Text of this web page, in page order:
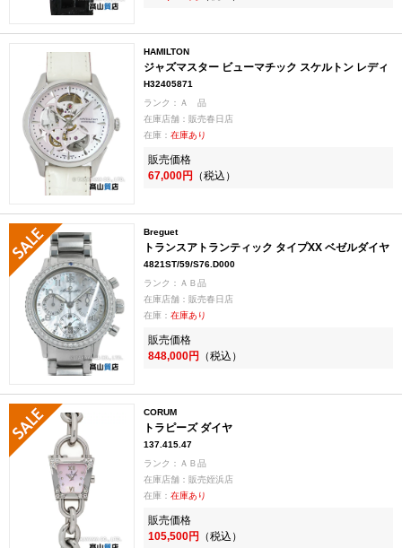
HAMILTON
ジャズマスター ビューマチック スケルトン レディ
H32405871
ランク：Ａ 品
在庫店舗：販売春日店
在庫： 在庫あり
販売価格
67,000円 （税込）
Breguet
トランスアトランティック タイプXX ベゼルダイヤ
4821ST/59/S76.D000
ランク：ＡＢ品
在庫店舗：販売春日店
在庫： 在庫あり
販売価格
848,000円 （税込）
CORUM
トラピーズ ダイヤ
137.415.47
ランク：ＡＢ品
在庫店舗：販売姪浜店
在庫： 在庫あり
販売価格
105,500円 （税込）